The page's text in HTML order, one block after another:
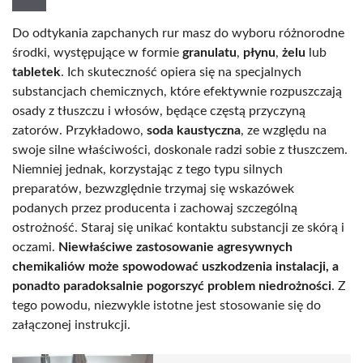
Do odtykania zapchanych rur masz do wyboru różnorodne
środki, występujące w formie granulatu, płynu, żelu lub
tabletek. Ich skuteczność opiera się na specjalnych
substancjach chemicznych, które efektywnie rozpuszczają
osady z tłuszczu i włosów, będące częstą przyczyną
zatorów. Przykładowo, soda kaustyczna, ze względu na
swoje silne właściwości, doskonale radzi sobie z tłuszczem.
Niemniej jednak, korzystając z tego typu silnych
preparatów, bezwzględnie trzymaj się wskazówek
podanych przez producenta i zachowaj szczególną
ostrożność. Staraj się unikać kontaktu substancji ze skórą i
oczami. Niewłaściwe zastosowanie agresywnych
chemikaliów może spowodować uszkodzenia instalacji, a
ponadto paradoksalnie pogorszyć problem niedrożności. Z
tego powodu, niezwykle istotne jest stosowanie się do
załączonej instrukcji.